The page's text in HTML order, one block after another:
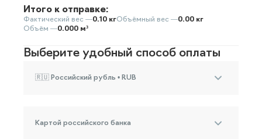
Итого к отправке:
Фактический вес —0.10 кгОбъёмный вес —0.00 кг
Объём —0.000 м³
Выберите удобный способ оплаты
🇷🇺 Российский рубль • RUB
Картой российского банка